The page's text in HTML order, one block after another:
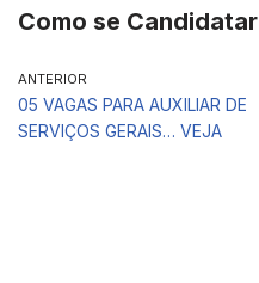
Como se Candidatar
ANTERIOR
05 VAGAS PARA AUXILIAR DE
SERVIÇOS GERAIS… VEJA